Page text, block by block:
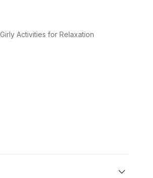
Activities for Relaxation